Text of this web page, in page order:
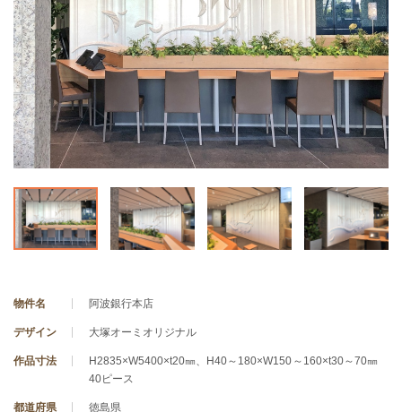
物件名 阿波銀行本店
デザイン 大塚オーミオリジナル
作品寸法
H2835×W5400×t20㎜、H40～180×W150～160×t30～70㎜
40ピース
都道府県 徳島県